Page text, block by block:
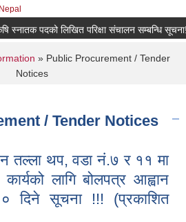
पदको लिखित परिक्षा संचालन सम्बन्धि सूचना!!!
» Public Procurement / Tender
Notices
/ Tender Notices
तल्ला थप, वडा नं.७ र ११ मा
कार्यको लागि बोलपत्र आह्वान
दिने सूचना !!! (प्रकाशित